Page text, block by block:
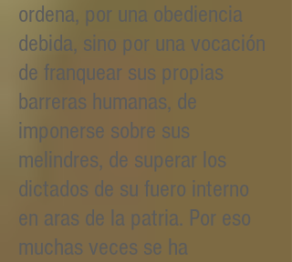
ordena, por una obediencia
debida, sino por una vocación
de franquear sus propias
barreras humanas, de
imponerse sobre sus
melindres, de superar los
dictados de su fuero interno
en aras de la patria. Por eso
muchas veces se ha